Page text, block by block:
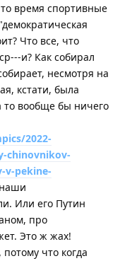
время спортивные
Что все, что
и? Как собирал
несмотря на
кстати, была
то вообще бы ничего
2022-
chinovnikov-
v-pekine-
Или его Путин
про
Это ж жах!
что когда